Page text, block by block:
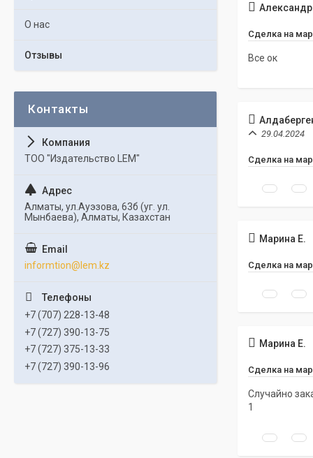
Сделка на
Все ок
29.04.2024
Сделка на
Марина Е.
Сделка на
Марина Е.
Сделка на
Случайно
1
О нас
Отзывы
ТОО "Издательство LEM"
Алматы, ул.Ауэзова, 63б (уг. ул.
Мынбаева), Алматы, Казахстан
informtion@lem.kz
+7 (707) 228-13-48
+7 (727) 390-13-75
+7 (727) 375-13-33
+7 (727) 390-13-96